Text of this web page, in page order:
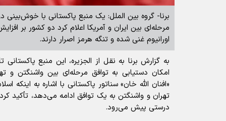
برنا- گروه بین الملل: یک منبع پاکستانی با خوش‌بینی
مرحله‌ای بین ایران و آمریکا اعلام کرد دو کشور بر
اورانیوم غنی شده و تنگه هرمز اصرار دارند.
به گزارش برنا به نقل از الجزیره، این منبع
امکان دستیابی به توافق مرحله‌ای بین واشنگتن
«افنان الله خان» سناتور پاکستانی با اشاره به اینکه
تهران و واشنگتن به یک توافق ادامه می‌دهد، تأکید
درستی پیش می‌رود.